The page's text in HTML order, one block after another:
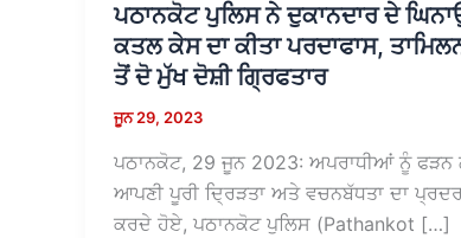
ਪਠਾਨਕੋਟ ਪੁਲਿਸ ਨੇ ਦੁਕਾਨਦਾਰ ਦੇ
ਕਤਲ ਕੇਸ ਦਾ ਕੀਤਾ ਪਰਦਾਫਾਸ,
ਤੋਂ ਦੋ ਮੁੱਖ ਦੋਸ਼ੀ ਗ੍ਰਿਫਤਾਰ
ਜੂਨ 29, 2023
ਪਠਾਨਕੋਟ, 29 ਜੂਨ 2023: ਅਪਰਾਧੀਆਂ ਨੂੰ
ਆਪਣੀ ਪੂਰੀ ਦ੍ਰਿੜਤਾ ਅਤੇ ਵਚਨਬੱਧਤਾ ਦਾ
ਕਰਦੇ ਹੋਏ, ਪਠਾਨਕੋਟ ਪੁਲਿਸ (Pathankot […]